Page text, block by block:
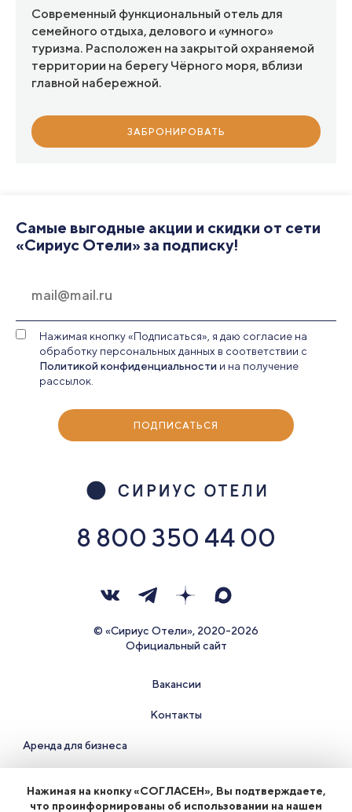
Современный функциональный отель для
семейного отдыха, делового и «умного»
туризма. Расположен на закрытой охраняемой
территории на берегу Чёрного моря, вблизи
главной набережной.
ЗАБРОНИРОВАТЬ
8 800 350 44 00
© «Сириус Отели», 2020-2026
Официальный сайт
Вакансии
Контакты
Аренда для бизнеса
Политика конфиденциальности
Самые выгодные акции и скидки от сети
«Сириус Отели» за подписку!
Нажимая кнопку «Подписаться», я даю согласие на
обработку персональных данных в соответствии с
Политикой конфиденциальности и на получение
рассылок.
ПОДПИСАТЬСЯ
Нажимая на кнопку «СОГЛАСЕН», Вы подтверждаете,
что проинформированы об использовании на нашем